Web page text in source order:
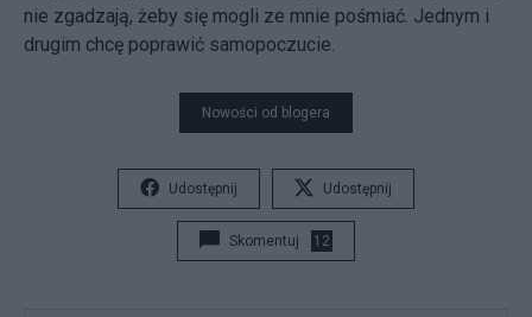
nie zgadzają, żeby się mogli ze mnie pośmiać. Jednym i
drugim chcę poprawić samopoczucie.
Nowości od blogera
Udostępnij Udostępnij
Skomentuj 12